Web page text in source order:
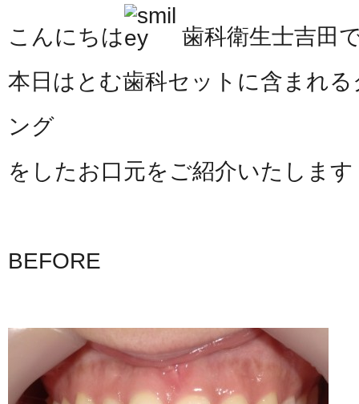
こんにちは
歯科衛生士吉田
本日はとむ歯科セットに含まれ
ング
をしたお口元をご紹介いたします
BEFORE